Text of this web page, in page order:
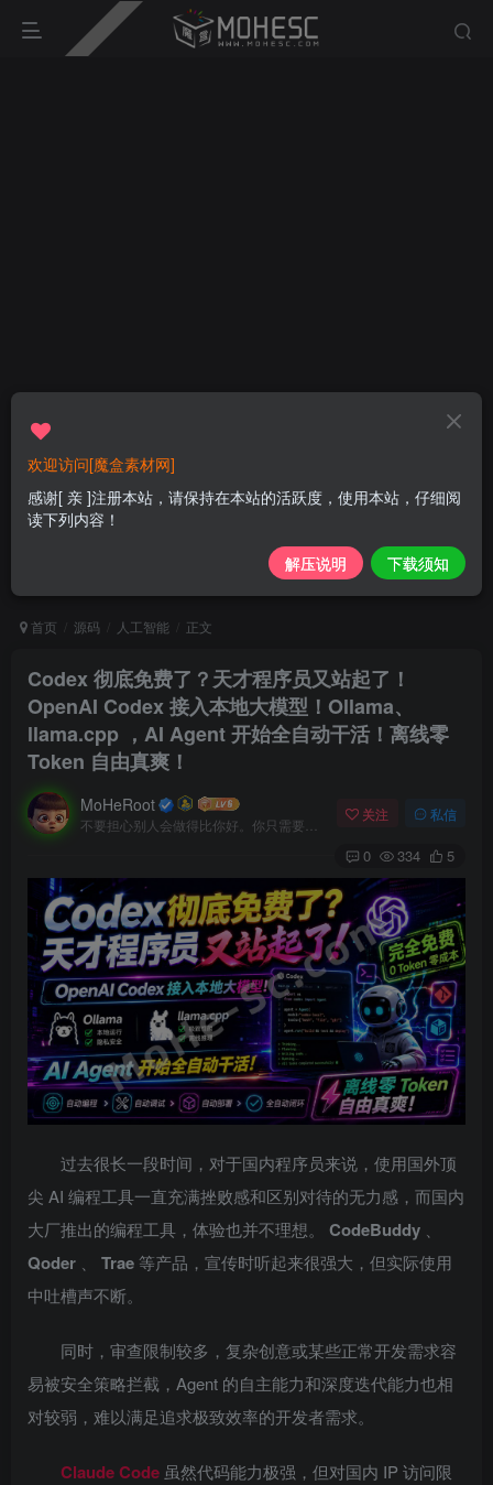
首页 源码 人工智能 正文
Codex 彻底免费了？天才程序员又站起了！
OpenAI Codex 接入本地大模型！Ollama、
llama.cpp ，AI Agent 开始全自动干活！离线零
Token 自由真爽！
MoHeRoot 关注 私信
0 334 5
过去很长一段时间，对于国内程序员来说，使用国外顶
尖 AI 编程工具一直充满挫败感和区别对待的无力感，而国内
大厂推出的编程工具，体验也并不理想。 CodeBuddy
Qoder Trae等产品，宣传时听起来很强大，但实际使用
中吐槽声不断。
同时，审查限制较多，复杂创意或某些正常开发需求容
易被安全策略拦截，Agent 的自主能力和深度迭代能力也相
对较弱，难以满足追求极致效率的开发者需求。
Claude Code 虽然代码能力极强，但对国内 IP 访问限
欢迎访问[魔盒素材网]
感谢[ 亲 ]注册本站，请保持在本站的活跃度，使用本站，仔细阅
读下列内容！
解压说明 下载须知